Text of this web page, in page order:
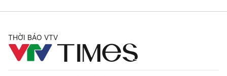
THỜI BÁO VTV